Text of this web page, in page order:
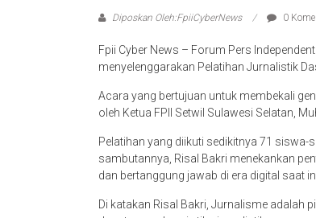
Diposkan Oleh:FpiiCyberNews 0
Fpii Cyber News – Forum Pers
menyelenggarakan Pelatihan Jurnalistik
Acara yang bertujuan untuk membekali
oleh Ketua FPII Setwil Sulawesi Selatan,
Pelatihan yang diikuti sedikitnya 71
sambutannya, Risal Bakri menekankan
dan bertanggung jawab di era digital saat
Di katakan Risal Bakri, Jurnalisme adalah